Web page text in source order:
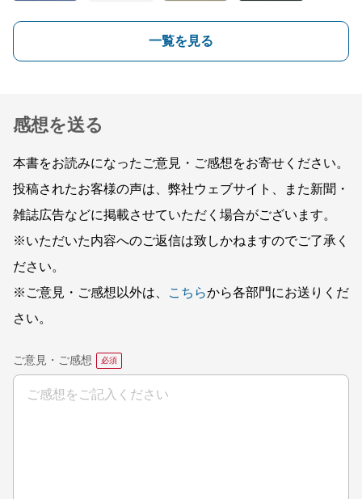
一覧を見る
感想を送る
本書をお読みになったご意見・ご感想をお寄せください。
投稿されたお客様の声は、弊社ウェブサイト、また新聞・
雑誌広告などに掲載させていただく場合がございます。
※いただいた内容へのご返信は致しかねますのでご了承く
ださい。
※ご意見・ご感想以外は、
こちらから各部門にお送りくだ
さい。
ご意見・ご感想